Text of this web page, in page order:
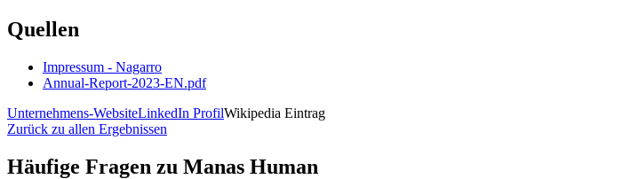
Quellen
Impressum - Nagarro
Annual-Report-2023-EN.pdf
Unternehmens-WebsiteLinkedIn ProfilWikipedia Eintrag
Zurück zu allen Ergebnissen
Häufige Fragen zu Manas Human